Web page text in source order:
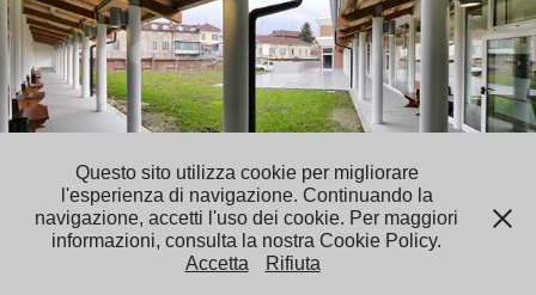
Luca Villani Architetto - Volto dei Centori 17 - 13100 Vercelli -
Tel. 0161/215150-215556 - mail@studiovillani.it -
luca.villani@studiovillani.it
Questo sito utilizza cookie per migliorare
l'esperienza di navigazione. Continuando la
navigazione, accetti l'uso dei cookie. Per maggiori
informazioni, consulta la nostra Cookie Policy.
Accetta
Rifiuta